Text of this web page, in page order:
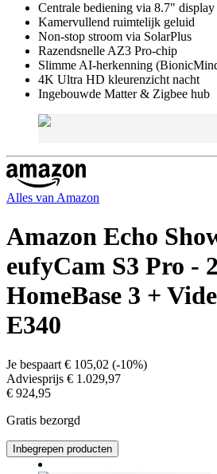
Centrale bediening via 8.7" display
Kamervullend ruimtelijk geluid
Non-stop stroom via SolarPlus
Razendsnelle AZ3 Pro-chip
Slimme AI-herkenning
4K Ultra HD kleurenzicht nacht
Ingebouwde Matter & Zigbee hub
Alles van Amazon
Amazon Echo
eufyCam S3 Pro -
HomeBase 3 +
E340
Je bespaart € 105,02 (-10%)
Adviesprijs € 1.029,97
€ 924,95
Gratis bezorgd
Inbegrepen producten